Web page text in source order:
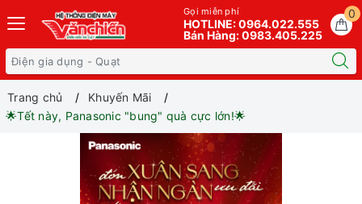
0
Gọi miễn phí
HOTLINE: 0964.022.555
Bán Hàng: 0983.405.225
Trang chủ
Khuyến Mãi
🌟Tết này, Panasonic "bung" quà cực lớn!🌟